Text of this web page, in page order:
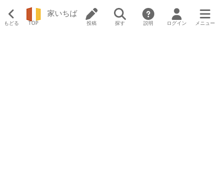
もどる TOP
家いちば
投稿 探す 説明 ログイン メニュー